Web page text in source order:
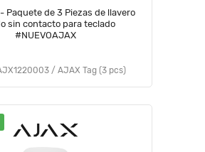
Paquete de 3 Piezas de llavero
sin contacto para teclado
#NUEVOAJAX
/ AJAX Tag (3 pcs)